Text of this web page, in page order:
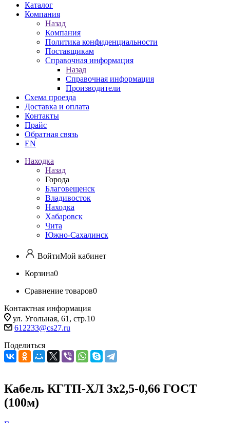
Каталог
Компания
Назад
Компания
Политика конфиденциальности
Поставщикам
Справочная информация
Назад
Справочная информация
Производители
Схема проезда
Доставка и оплата
Контакты
Прайс
Обратная связь
EN
Находка
Назад
Города
Благовещенск
Владивосток
Находка
Хабаровск
Чита
Южно-Сахалинск
ВойтиМой кабинет
Корзина0
Сравнение товаров0
Контактная информация
ул. Угольная, 61, стр.10
612233@cs27.ru
Поделиться
Кабель КГТП-ХЛ 3х2,5-0,66 ГОСТ
(100м)